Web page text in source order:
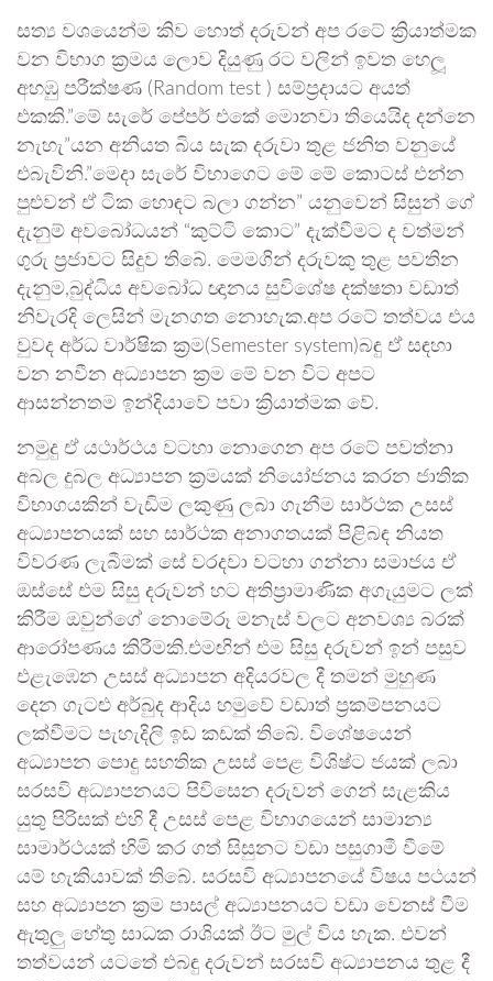
සත්‍ය වශයෙන්ම කිව හොත් දරුවන් අප රටේ ක්‍රියාත්මක
වන විභාග ක්‍රමය ලොව දියුණු රට වලින් ඉවත හෙලූ
අහඹු පරීක්ෂණ (Random test ) සම්ප්‍රදායට අයත්
එකකි.”මේ සැරේ පේපර් එකේ මොනවා තියෙයිද දන්නෙ
නැහැ”යන අනියත බිය සැක දරුවා තුළ ජනිත වනුයේ
එබැවිනි.”මෙදා සැරේ විභාගෙට මේ මේ කොටස් එන්න
පුළුවන් ඒ ටික හොඳට බලා ගන්න” යනුවෙන් සිසුන් ගේ
දැනුම් අවබෝධයන් “කුට්ටි කොට” දැක්වීමට ද වත්මන්
ගුරු ප්‍රජාවට සිදුව තිබේ. මෙමගින් දරුවකු තුළ පවතින
දැනුම,බුද්ධිය අවබෝධ ඥානය සුවිශේෂ දක්ෂතා වඩාත්
නිවැරදි ලෙසින් මැනගත නොහැක.අප රටේ තත්වය එය
වුවද අර්ධ වාර්ෂික ක්‍රම(Semester system)බඳු ඒ සඳහා
වන නවීන අධ්‍යාපන ක්‍රම මේ වන විට අපට
ආසන්නතම ඉන්දියාවේ පවා ක්‍රියාත්මක වේ.
නමුදු ඒ යථාර්ථය වටහා නොගෙන අප රටේ පවත්නා
අබල දුබල අධ්‍යාපන ක්‍රමයක් නියෝජනය කරන ජාතික
විභාගයකින් වැඩිම ලකුණු ලබා ගැනීම සාර්ථක උසස්
අධ්‍යාපනයක් සහ සාර්ථක අනාගතයක් පිළිබඳ නියත
විවරණ ලැබීමක් සේ වරදවා වටහා ගන්නා සමාජය ඒ
ඔස්සේ එම සිසු දරුවන් හට අතිප්‍රාමාණික අගැයුමට ලක්
කිරීම ඔවුන්ගේ නොමේරූ මනැස් වලට අනවශ්‍ය බරක්
ආරෝපණය කිරීමකි.එමඟින් එම සිසු දරුවන් ඉන් පසුව
එළැඹෙන උසස් අධ්‍යාපන අදියරවල දී තමන් මුහුණ
දෙන ගැටළු අර්බුද ආදිය හමුවේ වඩාත් ප්‍රකම්පනයට
ලක්වීමට පැහැදිලි ඉඩ කඩක් තිබේ. විශේෂයෙන්
අධ්‍යාපන පොදු සහතික උසස් පෙළ විශිෂ්ට ජයක් ලබා
සරසවි අධ්‍යාපනයට පිවිසෙන දරුවන් ගෙන් සැළකිය
යුතු පිරිසක් එහි දී උසස් පෙළ විභාගයෙන් සාමාන්‍ය
සාමාර්ථයක් හිමි කර ගත් සිසුනට වඩා පසුගාමී වීමේ
යම් හැකියාවක් තිබේ. සරසවි අධ්‍යාපනයේ විෂය පථයන්
සහ අධ්‍යාපන ක්‍රම පාසල් අධ්‍යාපනයට වඩා වෙනස් වීම
ඇතුලු හේතු සාධක රාශියක් ඊට මුල් විය හැක. එවන්
තත්වයන් යටතේ එබඳු දරුවන් සරසවි අධ්‍යාපනය තුළ දී